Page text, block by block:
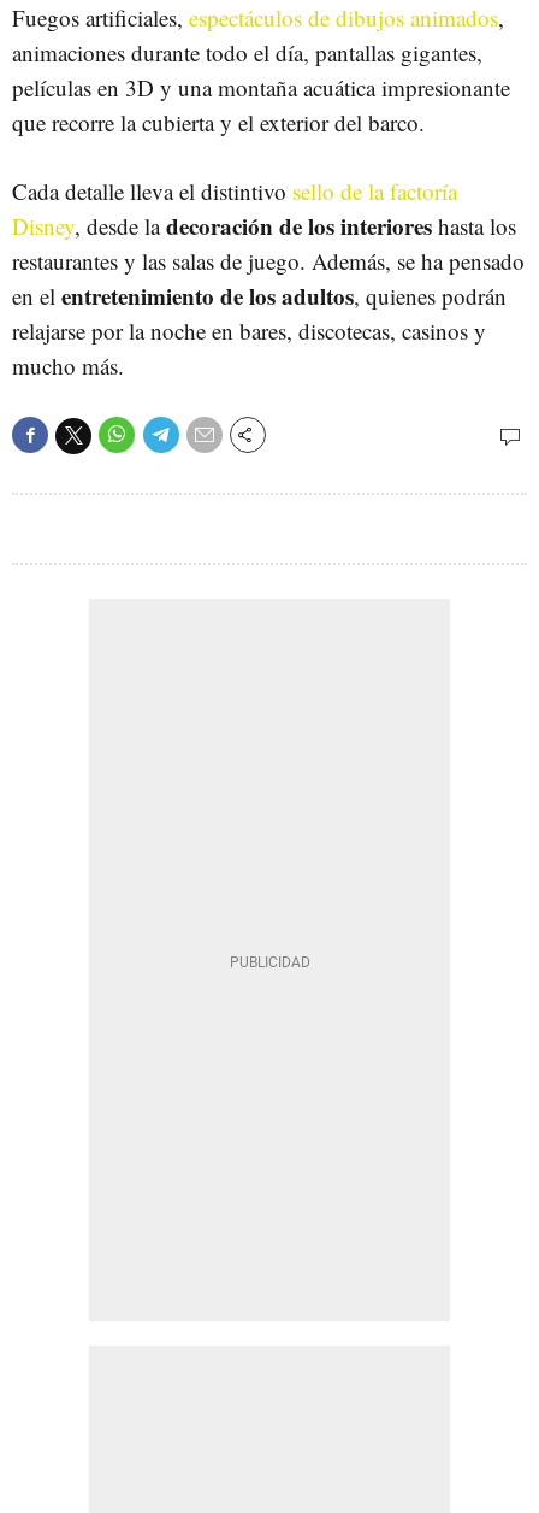
Fuegos artificiales, espectáculos de dibujos animados,
animaciones durante todo el día, pantallas gigantes,
películas en 3D y una montaña acuática impresionante
que recorre la cubierta y el exterior del barco.
Cada detalle lleva el distintivo sello de la factoría
Disney, desde ladecoración de los interiores hasta los
restaurantes y las salas de juego. Además, se ha pensado
en el entretenimiento de los adultos, quienes podrán
relajarse por la noche en bares, discotecas, casinos y
mucho más.